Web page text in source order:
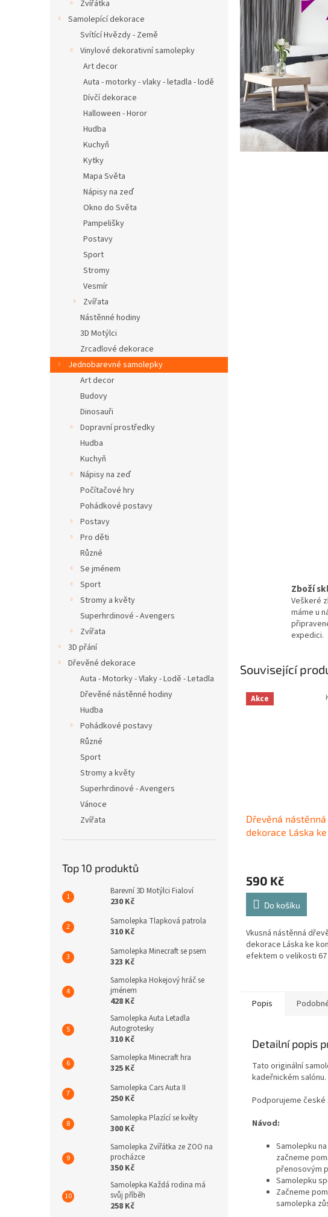
Zvířátka
Samolepící dekorace
Svítící Hvězdy - Země
Vinylové dekorativní samolepky
Art decor
Auta - motorky - vlaky - letadla - lodě
Dívčí dekorace
Halloween - Horor
Hudba
Kuchyň
Kytky
Mapa Světa
Nápisy na zeď
Okno do Světa
Pampelišky
Postavy
Sport
Stromy
Vesmír
Zvířata
Nástěnné hodiny
3D Motýlci
Zrcadlové dekorace
Jednobarevné samolepky
Art decor
Budovy
Dinosauři
Dopravní prostředky
Hudba
Kuchyň
Nápisy na zeď
Počítačové hry
Pohádkové postavy
Postavy
Pro děti
Různé
Se jménem
Sport
Stromy a květy
Superhrdinové - Avengers
Zvířata
3D přání
Dřevěné dekorace
Auta - Motorky - Vlaky - Lodě - Letadla
Dřevěné nástěnné hodiny
Hudba
Pohádkové postavy
Různé
Sport
Stromy a květy
Superhrdinové - Avengers
Vánoce
Zvířata
Top 10 produktů
Barevní 3D Motýlci Fialoví
230 Kč
Samolepka Tlapková patrola
310 Kč
Samolepka Minecraft se psem
323 Kč
Samolepka Hokejový hráč se
jménem
428 Kč
Samolepka Auta Letadla
Autogrotesky
310 Kč
Samolepka Minecraft hra
325 Kč
Samolepka Cars Auta II
250 Kč
Samolepka Plazící se květy
300 Kč
Samolepka Zvířátka ze ZOO na
procházce
350 Kč
Samolepka Každá rodina má
svůj příběh
258 Kč
Zboží
Veškeré
máme u
expedici.
Související
Akce
Dřevěná
dekorace Láska
590 Kč
Do košíku
Vkusná nástěnná
dekorace Láska ke
efektem o velikosti 67
Popis
Detailní popis
Tato originální
kadeřnickém salónu.
Podporujeme
Návod:
Samolepku
začneme
přenosovým
Samolepku
Začneme
samolepka